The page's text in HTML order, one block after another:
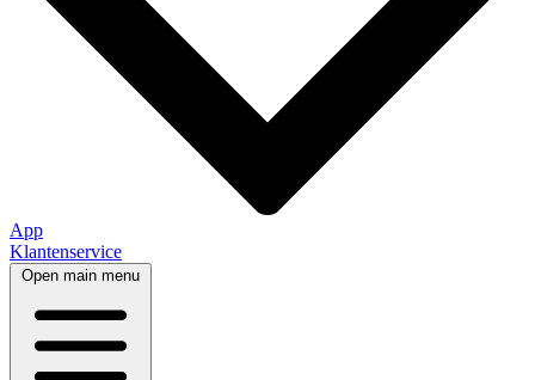
App
Klantenservice
Open main menu